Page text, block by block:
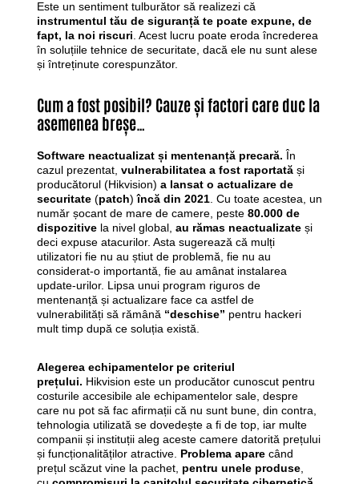
Este un sentiment tulburător să realizezi că
instrumentul tău de siguranță te poate expune, de
fapt, la noi riscuri . Acest lucru poate eroda încrederea
în soluțiile tehnice de securitate, dacă ele nu sunt alese
și întreținute corespunzător.
Cum a fost posibil? Cauze și factori care duc la
asemenea breșe…
Software neactualizat și mentenanță precară. În
cazul prezentat, vulnerabilitatea a fost raportatăși
producătorul (Hikvision) a lansat o actualizare de
securitate(patch)încă din 2021. Cu toate acestea, un
număr șocant de mare de camere, peste 80.000 de
dispozitivela nivel global, au rămas neactualizateși
deci expuse atacurilor. Asta sugerează că mulți
utilizatori fie nu au știut de problemă, fie nu au
considerat-o importantă, fie au amânat instalarea
update-urilor. Lipsa unui program riguros de
mentenanță și actualizare face ca astfel de
vulnerabilități să rămână “deschise” pentru hackeri
mult timp după ce soluția există.
Alegerea echipamentelor pe criteriul
prețului. Hikvision este un producător cunoscut pentru
costurile accesibile ale echipamentelor sale, despre
care nu pot să fac afirmații că nu sunt bune, din contra,
tehnologia utilizată se dovedește a fi de top, iar multe
companii și instituții aleg aceste camere datorită prețului
și funcționalităților atractive. Problema aparecând
prețul scăzut vine la pachet, pentru unele produse,